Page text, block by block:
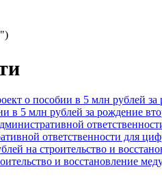
в 5 млн рублей за рождение
ответственности для
и восстановление